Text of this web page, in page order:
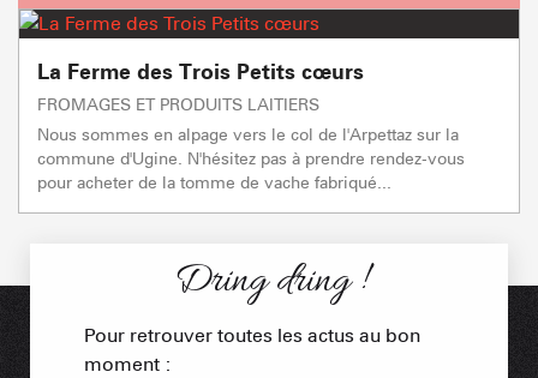
La Ferme des Trois Petits cœurs
FROMAGES ET PRODUITS LAITIERS
Nous sommes en alpage vers le col de l'Arpettaz sur la
commune d'Ugine. N'hésitez pas à prendre rendez-vous
pour acheter de la tomme de vache fabriqué...
Dring dring !
Pour retrouver toutes les actus au bon
moment :